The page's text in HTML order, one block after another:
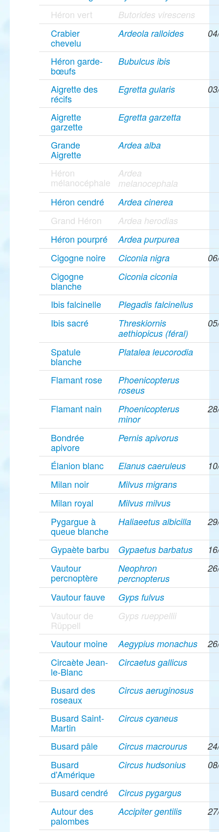
Héron vert Butorides virescens
Crabier
chevelu
Ardeola ralloides
Héron garde-
bœufs
Bubulcus ibis
Aigrette des
récifs
Egretta gularis
Aigrette
garzette
Egretta garzetta
Grande
Aigrette
Ardea alba
Héron
mélanocéphale
Ardea
melanocephala
Héron cendré Ardea cinerea
Grand Héron Ardea herodias
Héron pourpré Ardea purpurea
Cigogne noire Ciconia nigra
Cigogne
blanche
Ciconia ciconia
Ibis falcinelle Plegadis falcinellus
Ibis sacré
Threskiornis
aethiopicus (féral)
Spatule
blanche
Platalea leucorodia
Flamant rose
Phoenicopterus
roseus
Flamant nain
Phoenicopterus
minor
Bondrée
apivore
Pernis apivorus
Élanion blanc Elanus caeruleus
Milan noir Milvus migrans
Milan royal Milvus milvus
Pygargue à
queue blanche
Haliaeetus albicilla
Gypaète barbu Gypaetus barbatus
Vautour
percnoptère
Neophron
percnopterus
Vautour fauve Gyps fulvus
Vautour de
Rüppell
Gyps rueppellii
Vautour moine Aegypius monachus
Circaète Jean-
le-Blanc
Circaetus gallicus
Busard des
roseaux
Circus aeruginosus
Busard Saint-
Martin
Circus cyaneus
Busard pâle Circus macrourus
Busard
d'Amérique
Circus hudsonius
Busard cendré Circus pygargus
Autour des
palombes
Accipiter gentilis